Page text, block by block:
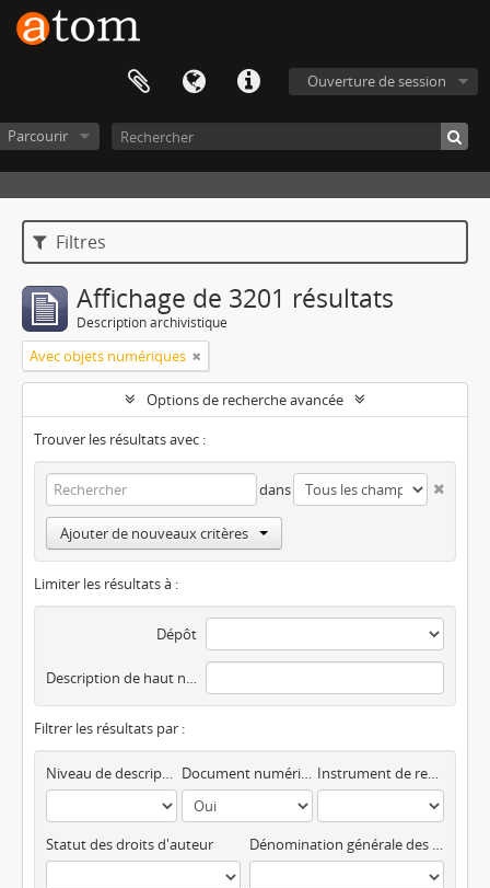
Ouverture de session
Parcourir
Filtres
Affichage de 3201 résultats
Description archivistique
Avec objets numériques
Options de recherche avancée
Trouver les résultats avec :
dans
Ajouter de nouveaux critères
Limiter les résultats à :
Dépôt
Description de haut niveau
Filtrer les résultats par :
Niveau de description Document numérique disponible Instrument de recherche
Statut des droits d'auteur Dénomination générale des documents